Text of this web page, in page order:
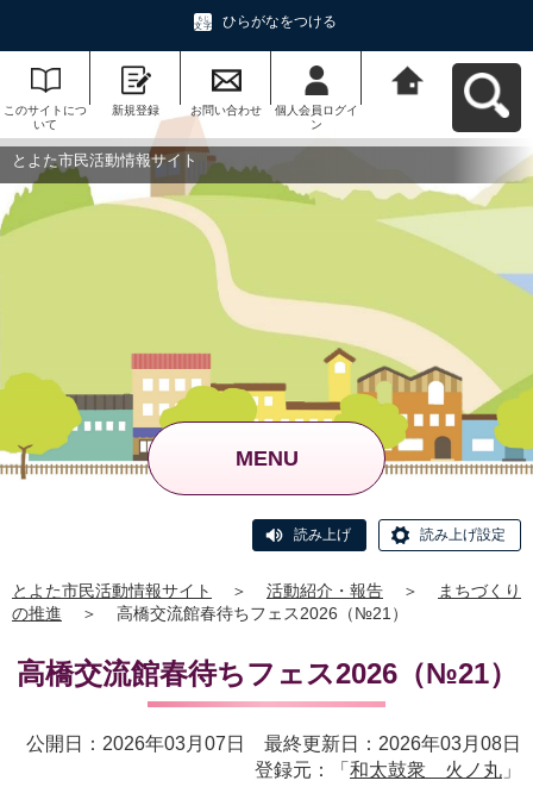
ひらがなをつける
このサイトにつ
いて
新規登録 お問い合わせ
個人会員ログイ
ン
る
とよた市民活動情報サイト
MENU
読み上げ 読み上げ設定
とよた市民活動情報サイト ＞ 活動紹介・報告 ＞
まちづくり
の推進
＞ 高橋交流館春待ちフェス2026（№21）
高橋交流館春待ちフェス2026（№21）
公開日：2026年03月07日 最終更新日：2026年03月08日
登録元：「 和太鼓衆 火ノ丸 」